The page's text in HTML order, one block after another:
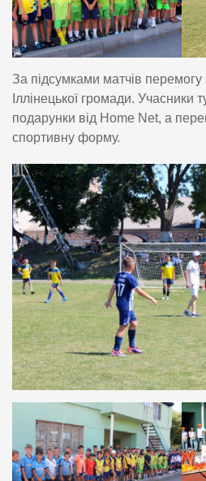
За підсумками матчів
Іллінецької громади. Учасники
подарунки від Home Net, а
спортивну форму.